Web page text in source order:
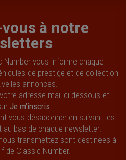
à notre
Number vous informe chaque
de prestige et de collection
annonces.
adresse mail ci-dessous et
Je m'inscris
vous désabonner en suivant les
bas de chaque newsletter.
transmettez sont destinées à
de Classic Number.